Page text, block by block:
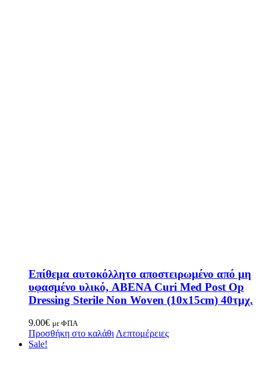
Επίθεμα αυτοκόλλητο αποστειρωμένο από μη
υφασμένο υλικό, ABENA Curi Med Post Op
Dressing Sterile Non Woven (10x15cm) 40τμχ.
9.00€ με ΦΠΑ
Προσθήκη στο καλάθι Λεπτομέρειες
Sale!